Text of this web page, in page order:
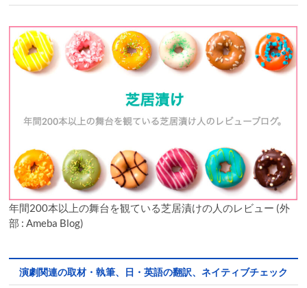
年間200本以上の舞台を観ている芝居漬けの人のレビュー (外
部 : Ameba Blog)
演劇関連の取材・執筆、日・英語の翻訳、ネイティブチェック